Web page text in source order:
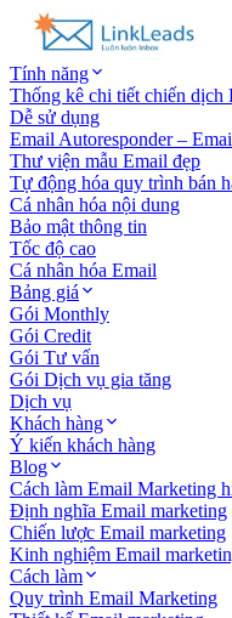
Tính năng
Thống kê chi tiết chiến dịch
Dễ sử dụng
Email Autoresponder –
Thư viện mẫu Email đẹp
Tự động hóa quy trình bán
Cá nhân hóa nội dung
Bảo mật thông tin
Tốc độ cao
Cá nhân hóa Email
Bảng giá
Gói Monthly
Gói Credit
Gói Tư vấn
Gói Dịch vụ gia tăng
Dịch vụ
Khách hàng
Ý kiến khách hàng
Blog
Cách làm Email Marketing
Định nghĩa Email marketing
Chiến lược Email marketing
Kinh nghiệm Email
Cách làm
Quy trình Email Marketing